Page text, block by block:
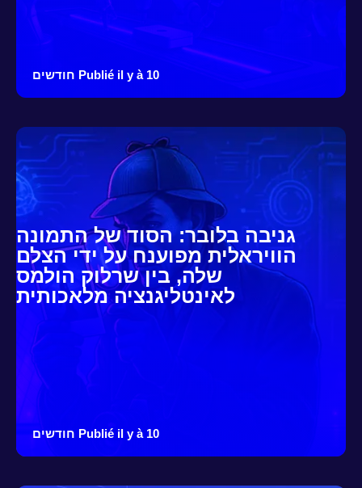
Publié il y à 10 חודשים
גניבה בלובר: הסוד של התמונה
הוויראלית מפוענח על ידי הצלם
שלה, בין שרלוק הולמס
לאינטליגנציה מלאכותית
Publié il y à 10 חודשים